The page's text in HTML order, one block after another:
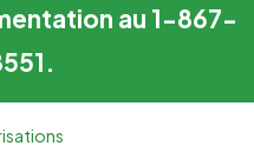
au 1-867-